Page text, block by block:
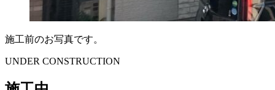
施工前のお写真です。
UNDER CONSTRUCTION